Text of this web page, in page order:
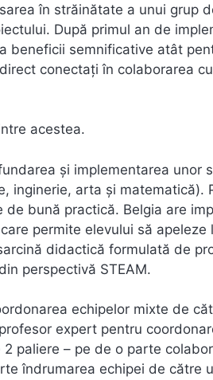
în străinătate a unui grup
După primul an de
beneficii semnificative atât
conectați în colaborarea
acestea.
şi implementarea unor
inginerie, arta şi matematică).
bună practică. Belgia are
permite elevului să apeleze
didactică formulată de
perspectivă STEAM.
echipelor mixte de
expert pentru
paliere – pe de o parte
îndrumarea echipei de către